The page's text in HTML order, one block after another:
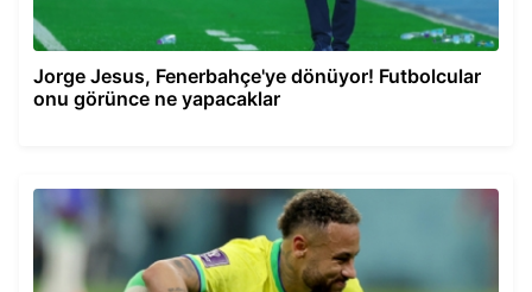
Jorge Jesus, Fenerbahçe'ye dönüyor! Futbolcular
onu görünce ne yapacaklar